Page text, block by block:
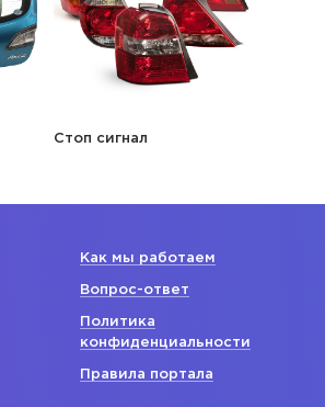
Стоп сигнал
Как мы работаем
Вопрос-ответ
Политика
конфиденциальности
Правила портала